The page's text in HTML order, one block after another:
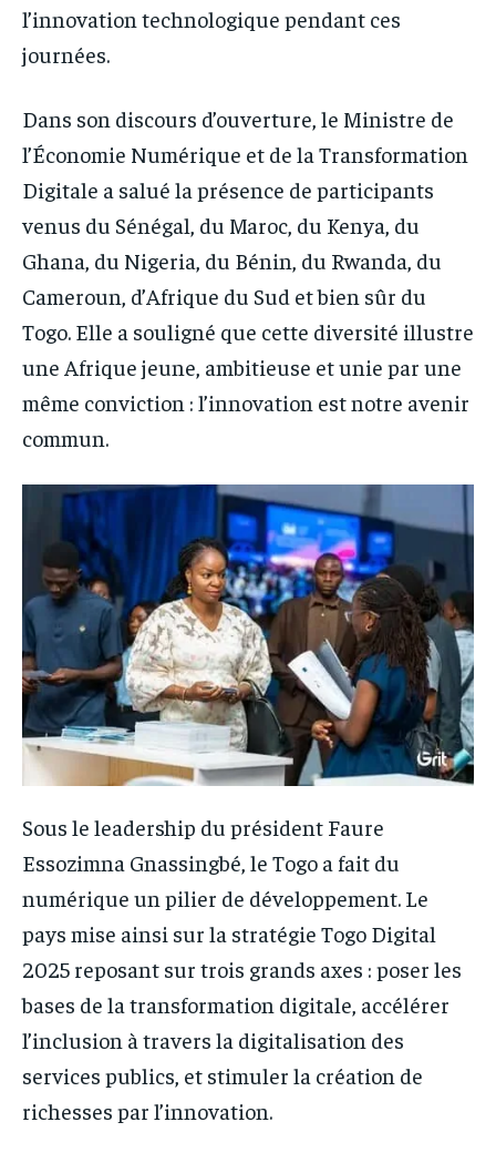
l’innovation technologique pendant ces
journées.
Dans son discours d’ouverture, le Ministre de
l’Économie Numérique et de la Transformation
Digitale a salué la présence de participants
venus du Sénégal, du Maroc, du Kenya, du
Ghana, du Nigeria, du Bénin, du Rwanda, du
Cameroun, d’Afrique du Sud et bien sûr du
Togo. Elle a souligné que cette diversité illustre
une Afrique jeune, ambitieuse et unie par une
même conviction : l’innovation est notre avenir
commun.
Sous le leadership du président Faure
Essozimna Gnassingbé, le Togo a fait du
numérique un pilier de développement. Le
pays mise ainsi sur la stratégie Togo Digital
2025 reposant sur trois grands axes : poser les
bases de la transformation digitale, accélérer
l’inclusion à travers la digitalisation des
services publics, et stimuler la création de
richesses par l’innovation.